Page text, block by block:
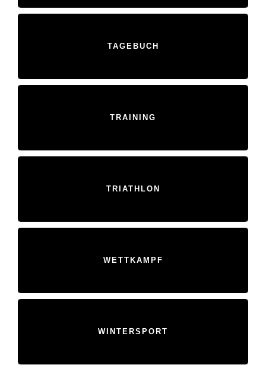
TAGEBUCH
TRAINING
TRIATHLON
WETTKAMPF
WINTERSPORT